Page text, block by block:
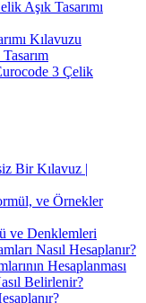
Aşık Tasarımı
Kılavuzu
3 Çelik
Bir Kılavuz |
ve Örnekler
ve Denklemleri
Nasıl Hesaplanır?
Hesaplanması
Belirlenir?